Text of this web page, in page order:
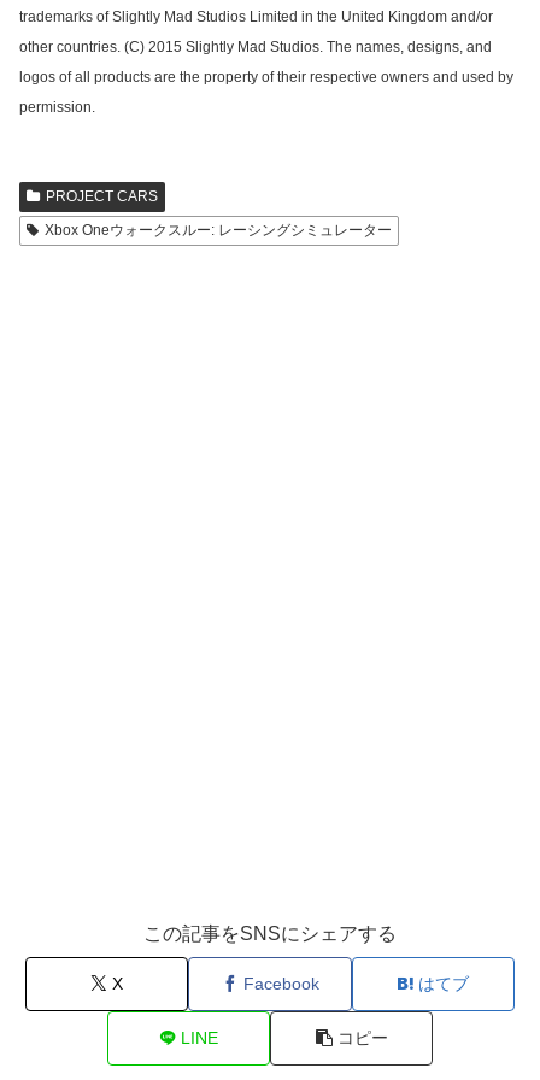
trademarks of Slightly Mad Studios Limited in the United Kingdom and/or
other countries. (C) 2015 Slightly Mad Studios. The names, designs, and
logos of all products are the property of their respective owners and used by
permission.
PROJECT CARS
Xbox Oneウォークスルー: レーシングシミュレーター
この記事をSNSにシェアする
X Facebook はてブ
LINE コピー